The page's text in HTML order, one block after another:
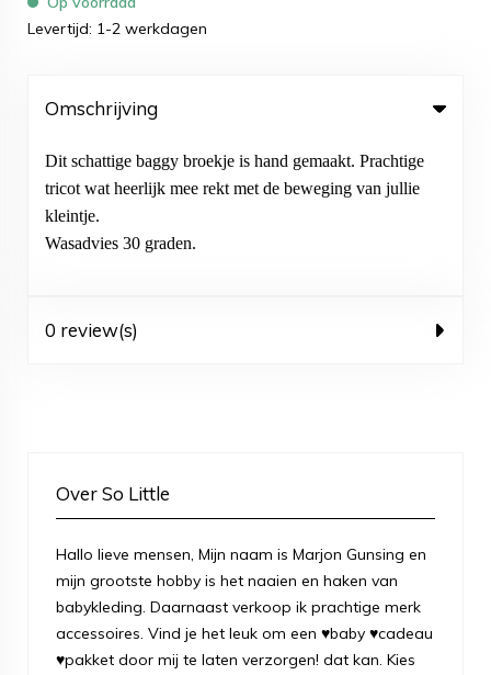
Levertijd: 1-2 werkdagen
Omschrijving
Dit schattige baggy broekje is hand gemaakt. Prachtige
tricot wat heerlijk mee rekt met de beweging van jullie
kleintje.
Wasadvies 30 graden.
0 review(s)
Over So Little
Hallo lieve mensen, Mijn naam is Marjon Gunsing en
mijn grootste hobby is het naaien en haken van
babykleding. Daarnaast verkoop ik prachtige merk
accessoires. Vind je het leuk om een ♥baby ♥cadeau
♥pakket door mij te laten verzorgen! dat kan. Kies